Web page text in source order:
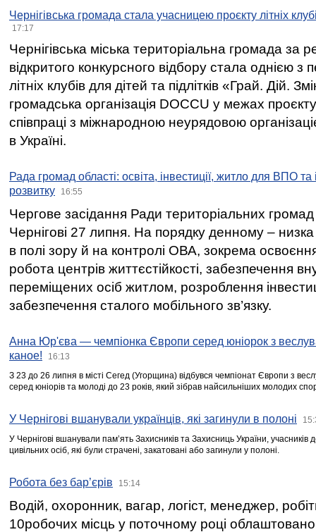
Чернігівська громада стала учасницею проєкту літніх
17:17
Чернігівська міська територіальна громада за
відкритого конкурсного відбору стала однією
літніх клубів для дітей та підлітків «Грай. Дій.
громадська організація DOCCU у межах
співпраці з міжнародною неурядовою
в Україні.
Рада громад області: освіта, інвестиції, житло для ВПО
розвитку
16:55
Чергове засідання Ради територіальних громад
Чернігові 27 липня. На порядку денному –
в полі зору й на контролі ОВА, зокрема освоєння
робота центрів життєстійкості, забезпечення
переміщених осіб житлом, розроблення
забезпечення сталого мобільного зв’язку.
Анна Юр'єва — чемпіонка Європи серед юніорок з
каное!
16:13
З 23 до 26 липня в місті Сегед (Угорщина) відбувся чемпіонат Європи з
серед юніорів та молоді до 23 років, який зібрав найсильніших молодих
У Чернігові вшанували українців, які загинули в полоні
У Чернігові вшанували пам’ять Захисників та Захисниць України,
цивільних осіб, які були страчені, закатовані або загинули у полоні.
Робота без бар’єрів 15:14
Водій, охоронник, вагар, логіст, менеджер,
10робочих місць у поточному році